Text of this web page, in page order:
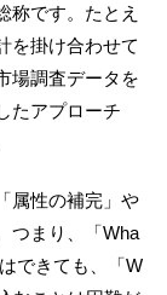
称です。たとえ
を掛け合わせて
場調査データを
たアプローチ
属性の補完」や
つまり、「Wha
できても、「W